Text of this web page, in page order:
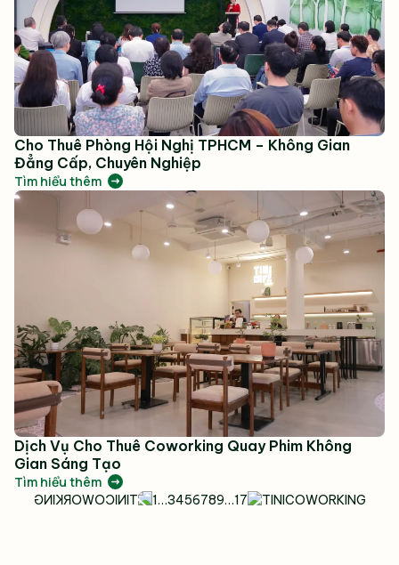
Cho Thuê Phòng Hội Nghị TPHCM – Không Gian
Đẳng Cấp, Chuyên Nghiệp
Tìm hiểu thêm
Dịch Vụ Cho Thuê Coworking Quay Phim Không
Gian Sáng Tạo
Tìm hiểu thêm
1…3456789…17